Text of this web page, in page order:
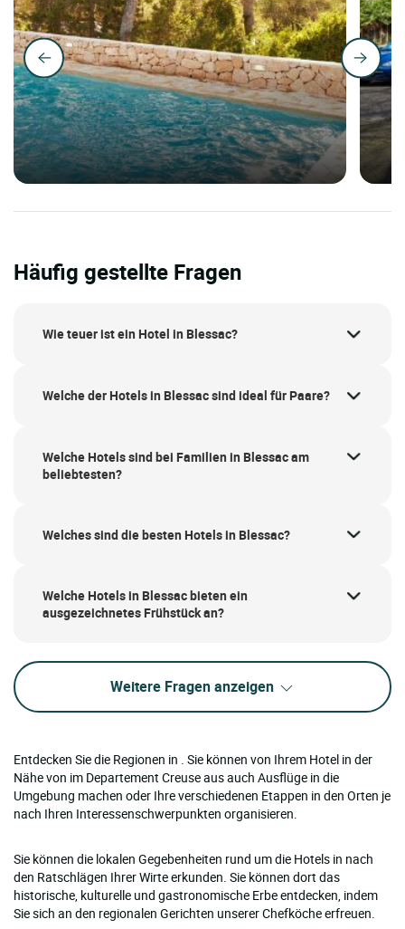
Häufig gestellte Fragen
Wie teuer ist ein Hotel in Blessac?
Welche der Hotels in Blessac sind ideal für Paare?
Welche Hotels sind bei Familien in Blessac am
beliebtesten?
Welches sind die besten Hotels in Blessac?
Welche Hotels in Blessac bieten ein
ausgezeichnetes Frühstück an?
Weitere Fragen anzeigen
Entdecken Sie die Regionen in . Sie können von Ihrem Hotel in der
Nähe von im Departement Creuse aus auch Ausflüge in die
Umgebung machen oder Ihre verschiedenen Etappen in den Orten je
nach Ihren Interessenschwerpunkten organisieren.
Sie können die lokalen Gegebenheiten rund um die Hotels in nach
den Ratschlägen Ihrer Wirte erkunden. Sie können dort das
historische, kulturelle und gastronomische Erbe entdecken, indem
Sie sich an den regionalen Gerichten unserer Chefköche erfreuen.